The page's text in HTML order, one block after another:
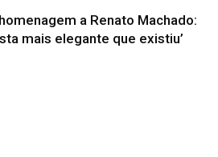
a Renato Machado:
mais elegante que existiu’